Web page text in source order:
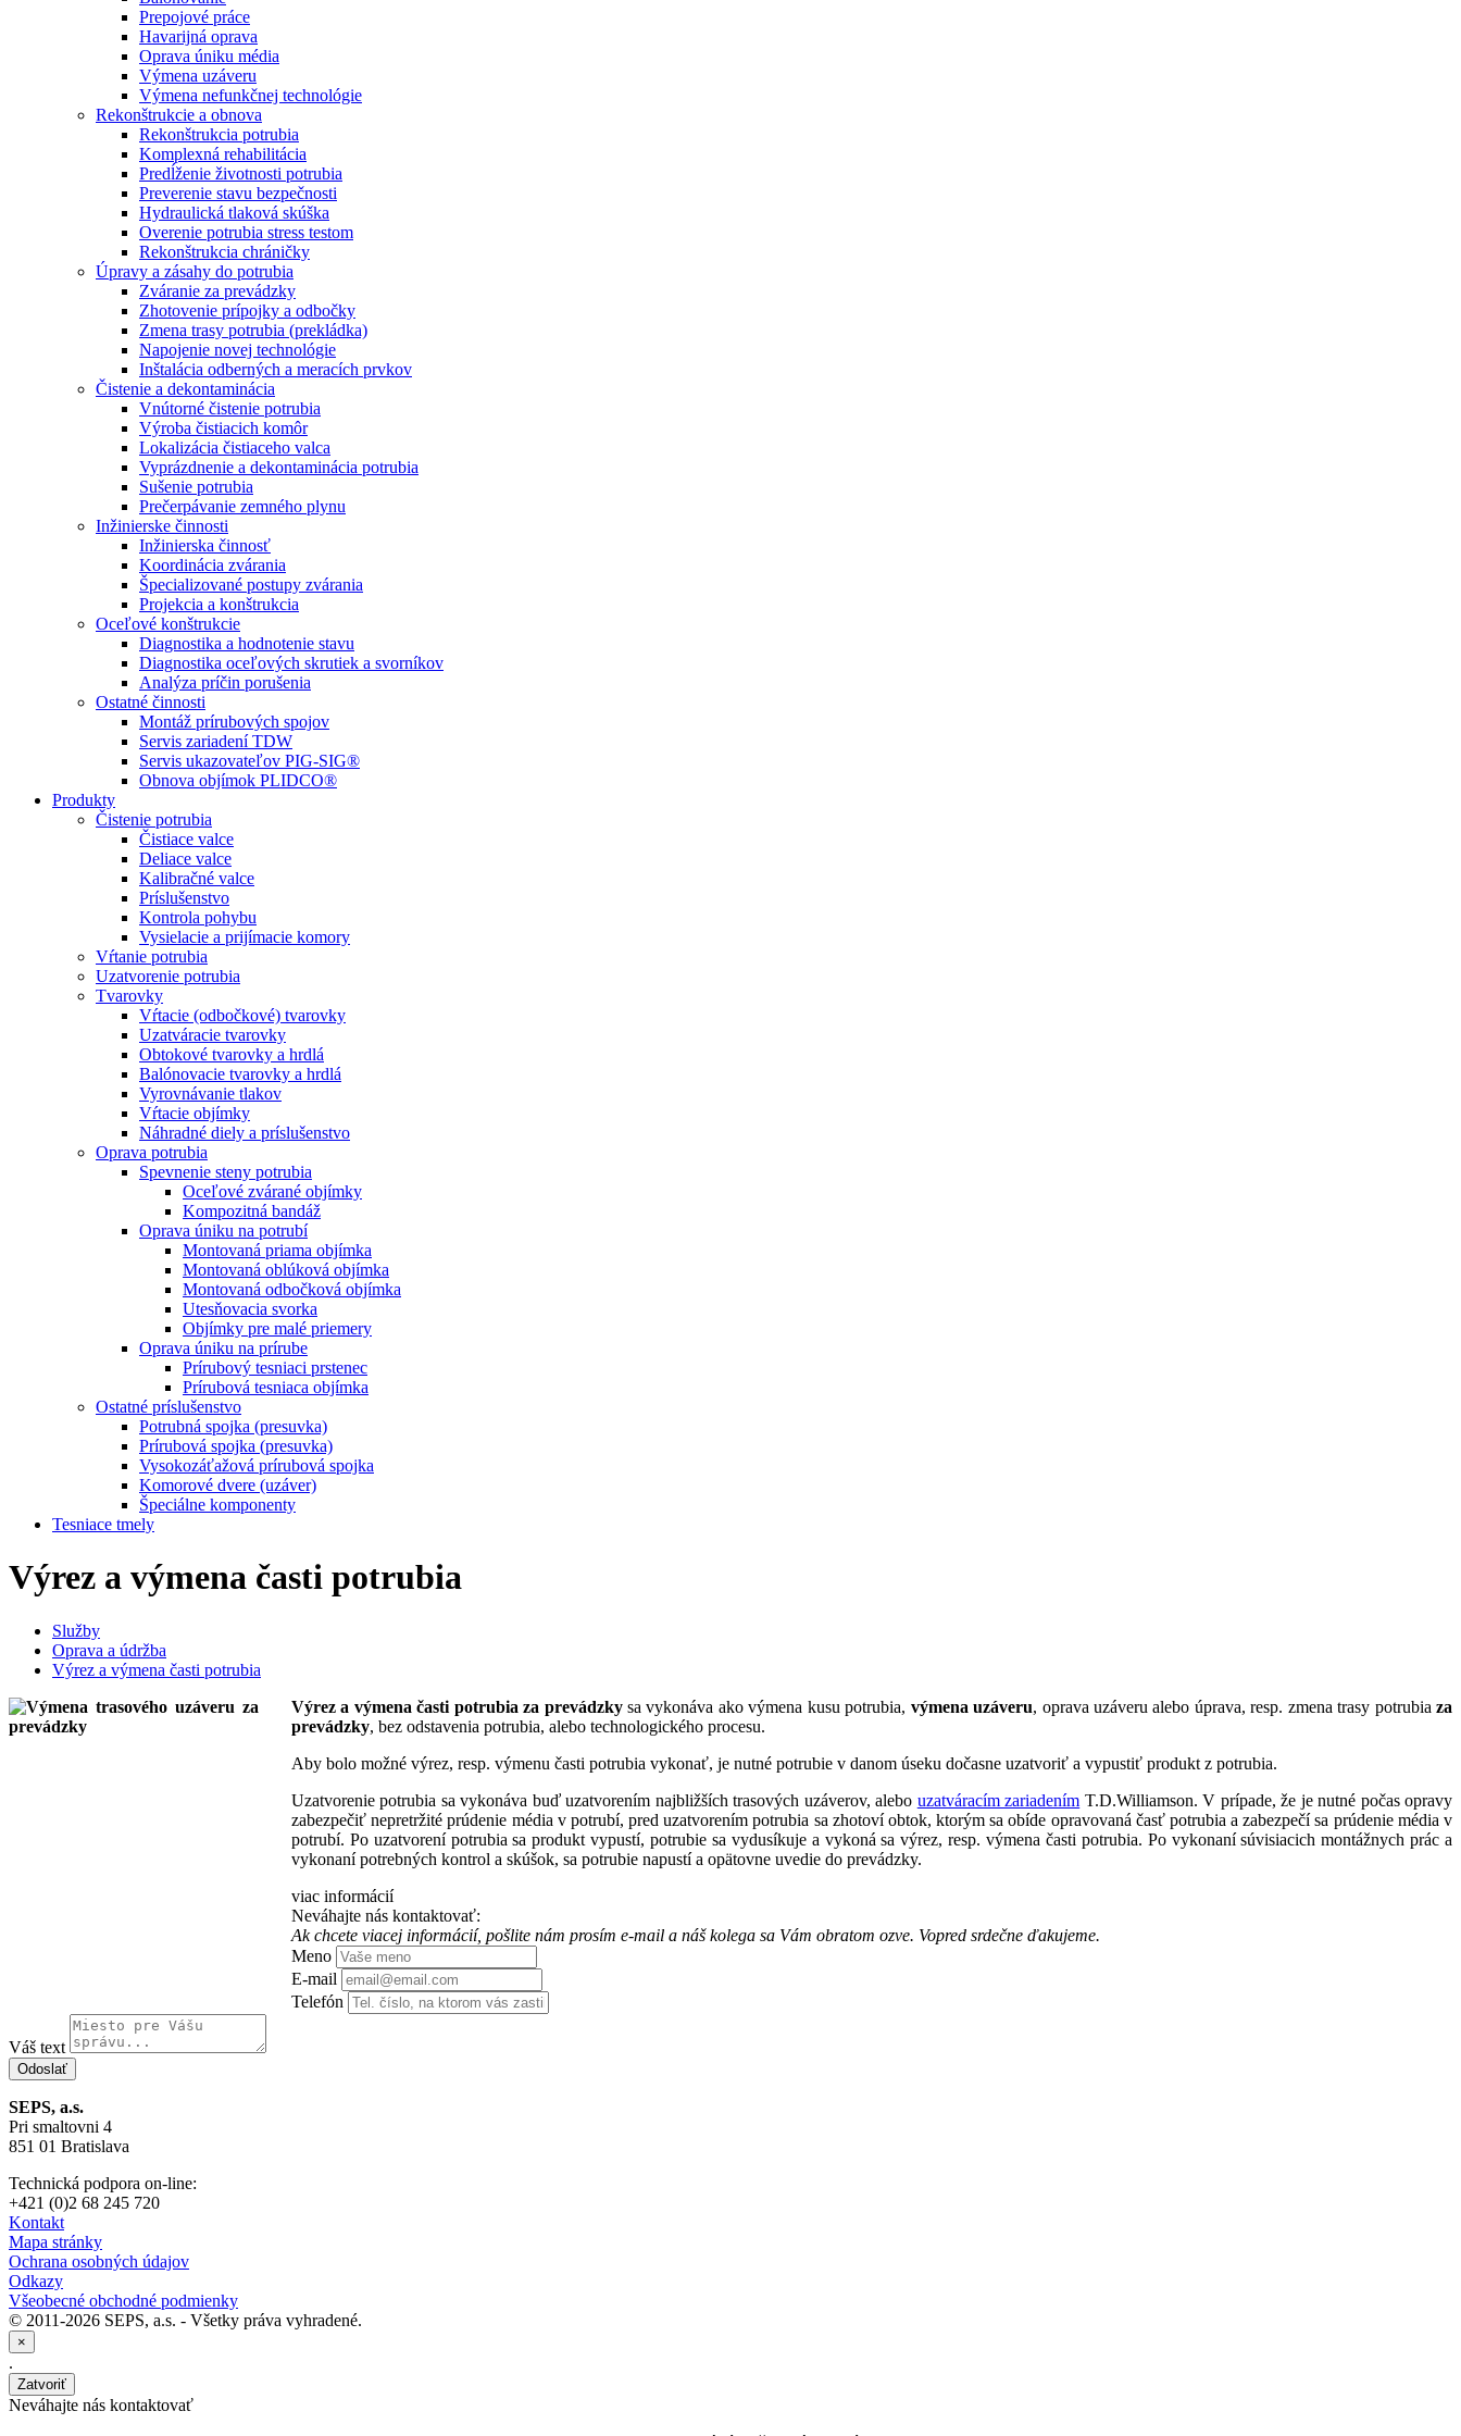
Prepojové práce
Havarijná oprava
Oprava úniku média
Výmena uzáveru
Výmena nefunkčnej technológie
Rekonštrukcie a obnova
Rekonštrukcia potrubia
Komplexná rehabilitácia
Predĺženie životnosti potrubia
Preverenie stavu bezpečnosti
Hydraulická tlaková skúška
Overenie potrubia stress testom
Rekonštrukcia chráničky
Úpravy a zásahy do potrubia
Zváranie za prevádzky
Zhotovenie prípojky a odbočky
Zmena trasy potrubia (prekládka)
Napojenie novej technológie
Inštalácia odberných a meracích prvkov
Čistenie a dekontaminácia
Vnútorné čistenie potrubia
Výroba čistiacich komôr
Lokalizácia čistiaceho valca
Vyprázdnenie a dekontaminácia potrubia
Sušenie potrubia
Prečerpávanie zemného plynu
Inžinierske činnosti
Inžinierska činnosť
Koordinácia zvárania
Špecializované postupy zvárania
Projekcia a konštrukcia
Oceľové konštrukcie
Diagnostika a hodnotenie stavu
Diagnostika oceľových skrutiek a svorníkov
Analýza príčin porušenia
Ostatné činnosti
Montáž prírubových spojov
Servis zariadení TDW
Servis ukazovateľov PIG-SIG®
Obnova objímok PLIDCO®
Produkty
Čistenie potrubia
Čistiace valce
Deliace valce
Kalibračné valce
Príslušenstvo
Kontrola pohybu
Vysielacie a prijímacie komory
Vŕtanie potrubia
Uzatvorenie potrubia
Tvarovky
Vŕtacie (odbočkové) tvarovky
Uzatváracie tvarovky
Obtokové tvarovky a hrdlá
Balónovacie tvarovky a hrdlá
Vyrovnávanie tlakov
Vŕtacie objímky
Náhradné diely a príslušenstvo
Oprava potrubia
Spevnenie steny potrubia
Oceľové zvárané objímky
Kompozitná bandáž
Oprava úniku na potrubí
Montovaná priama objímka
Montovaná oblúková objímka
Montovaná odbočková objímka
Utesňovacia svorka
Objímky pre malé priemery
Oprava úniku na prírube
Prírubový tesniaci prstenec
Prírubová tesniaca objímka
Ostatné príslušenstvo
Potrubná spojka (presuvka)
Prírubová spojka (presuvka)
Vysokozáťažová prírubová spojka
Komorové dvere (uzáver)
Špeciálne komponenty
Tesniace tmely
Výrez a výmena časti potrubia
Služby
Oprava a údržba
Výrez a výmena časti potrubia
Výrez a výmena časti potrubia za prevádzkysa vykonáva ako výmena kusu potrubia, výmena uzáveru, oprava uzáveru alebo úprava, resp. zmena trasy potrubiaza
prevádzky, bez odstavenia potrubia, alebo technologického procesu.
Aby bolo možné výrez, resp. výmenu časti potrubia vykonať, je nutné potrubie v danom úseku dočasne uzatvoriť a vypustiť produkt z potrubia.
Uzatvorenie potrubia sa vykonáva buď uzatvorením najbližších trasových uzáverov, alebo uzatváracím zariadením T.D.Williamson. V prípade, že je nutné počas opravy
zabezpečiť nepretržité prúdenie média v potrubí, pred uzatvorením potrubia sa zhotoví obtok, ktorým sa obíde opravovaná časť potrubia a zabezpečí sa prúdenie média v
potrubí. Po uzatvorení potrubia sa produkt vypustí, potrubie sa vydusíkuje a vykoná sa výrez, resp. výmena časti potrubia. Po vykonaní súvisiacich montážnych prác a
vykonaní potrebných kontrol a skúšok, sa potrubie napustí a opätovne uvedie do prevádzky.
viac informácií
Neváhajte nás kontaktovať:
Ak chcete viacej informácií, pošlite nám prosím e-mail a náš kolega sa Vám obratom ozve. Vopred srdečne ďakujeme.
Meno
E-mail
Telefón
Váš text
SEPS, a.s.
Pri smaltovni 4
851 01 Bratislava
Technická podpora on-line:
+421 (0)2 68 245 720
Kontakt
Mapa stránky
Ochrana osobných údajov
Odkazy
Všeobecné obchodné podmienky
© 2011-2026 SEPS, a.s. - Všetky práva vyhradené.
×
.
Zatvoriť
Neváhajte nás kontaktovať